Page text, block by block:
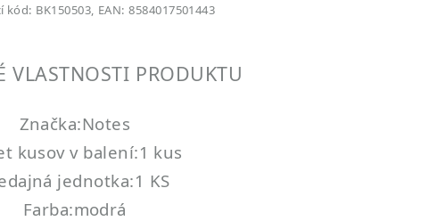
BK150503, EAN: 8584017501443
VLASTNOSTI PRODUKTU
Značka:Notes
kusov v balení:1 kus
jednotka:1 KS
Farba:modrá